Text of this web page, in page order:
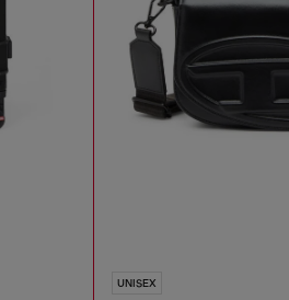
UNISEX